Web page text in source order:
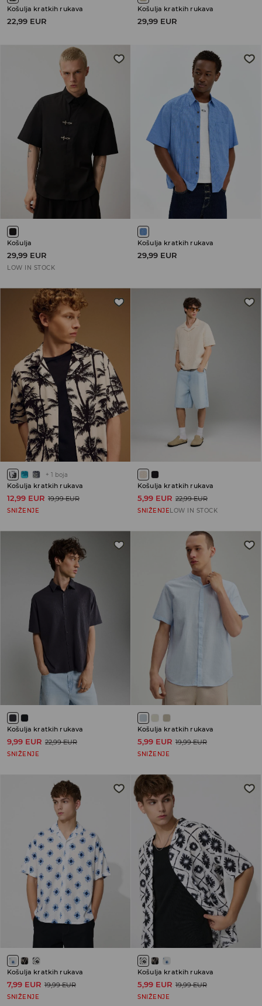
Košulja kratkih rukava
22,99 EUR
Košulja kratkih rukava
29,99 EUR
Košulja
29,99 EUR
LOW IN STOCK
Košulja kratkih rukava
29,99 EUR
+ 1 boja
Košulja kratkih rukava
12,99 EUR 19,99 EUR
SNIŽENJE
Košulja kratkih rukava
5,99 EUR 22,99 EUR
SNIŽENJE LOW IN STOCK
Košulja kratkih rukava
9,99 EUR 22,99 EUR
SNIŽENJE
Košulja kratkih rukava
5,99 EUR 19,99 EUR
SNIŽENJE
Košulja kratkih rukava
7,99 EUR 19,99 EUR
SNIŽENJE
Košulja kratkih rukava
5,99 EUR 19,99 EUR
SNIŽENJE